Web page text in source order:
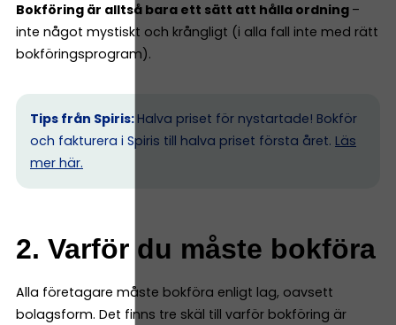
Bokföring är alltså bara ett sätt att hålla ordning –
inte något mystiskt och krångligt (i alla fall inte med rätt
bokföringsprogram).
Tips från Spiris: Halva priset för nystartade! Bokför
och fakturera i Spiris till halva priset första året. Läs
mer här.
2. Varför du måste bokföra
Alla företagare måste bokföra enligt lag, oavsett
bolagsform. Det finns tre skäl till varför bokföring är